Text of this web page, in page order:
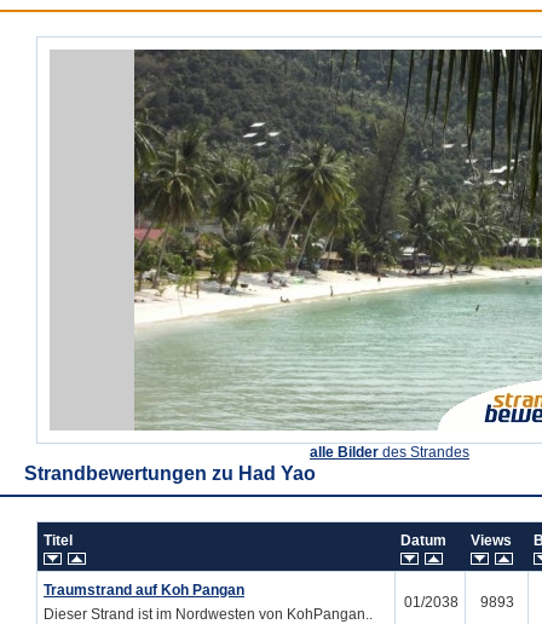
alle Bilder des Strandes
Strandbewertungen zu Had Yao
Titel Datum Views
Traumstrand auf Koh Pangan
Dieser Strand ist im Nordwesten von KohPangan..
01/2038 9893